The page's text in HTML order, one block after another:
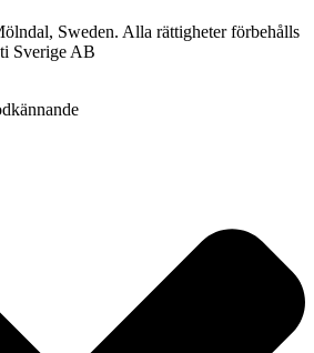
Sweden. Alla rättigheter förbehålls
Sverige AB